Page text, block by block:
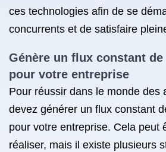
ces technologies afin de se
concurrents et de satisfaire
Génère un flux constant
pour votre entreprise
Pour réussir dans le monde des
devez générer un flux constant
pour votre entreprise. Cela peut
réaliser, mais il existe plusieurs